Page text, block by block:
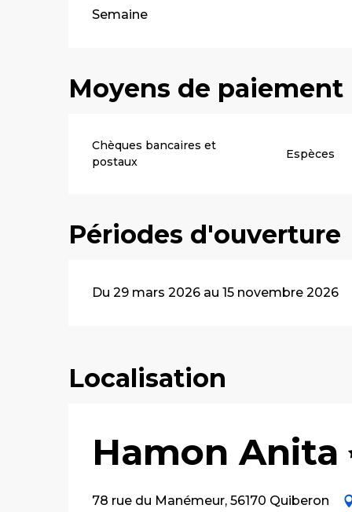
Tarifs 2026
Semaine
Moyens de paiement
Chèques bancaires et
postaux
Espèces
Périodes d'ouverture
Du 29 mars 2026 au 15 novembre 2026
Localisation
Hamon Anita
78 rue du Manémeur, 56170 Quiberon